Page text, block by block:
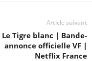
Article suivant
Le Tigre blanc | Bande-
annonce officielle VF |
Netflix France